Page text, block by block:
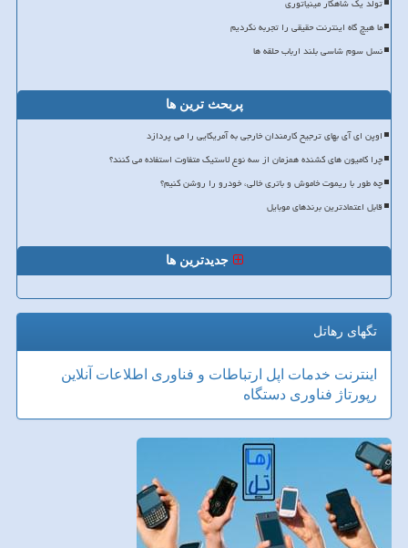
تولد یک شاهکار مینیاتوری
ما هیچ گاه اینترنت حقیقی را تجربه نکردیم
نسل سوم شاسی بلند ارباب حلقه ها
پربحث ترین ها
اوپن ای آی بهای ترجیح کارمندان خارجی به آمریکایی را می پردازد
چرا کامیون های کشنده همزمان از سه نوع لاستیک متفاوت استفاده می کنند؟
چه طور با ریموت خاموش و باتری خالی، خودرو را روشن کنیم؟
قابل اعتمادترین برندهای موبایل
جدیدترین ها
تگهای رهاتل
اینترنت خدمات اپل ارتباطات و فناوری اطلاعات آنلاین
رپورتاژ فناوری دستگاه